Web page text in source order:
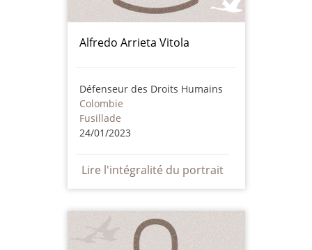
Alfredo Arrieta Vitola
Défenseur des Droits Humains
Colombie
Fusillade
24/01/2023
Lire l'intégralité du portrait